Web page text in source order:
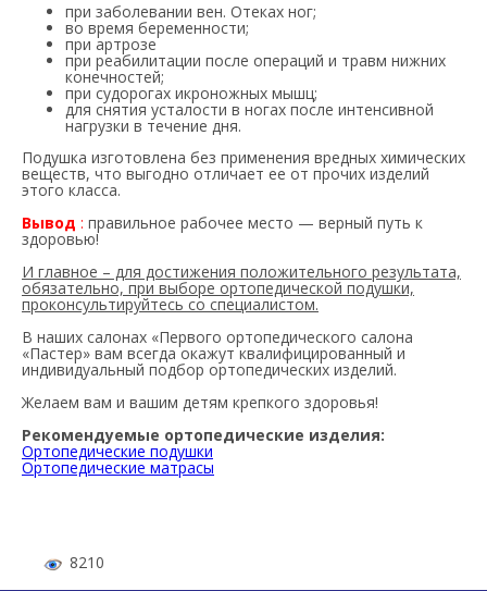
при заболевании вен. Отеках ног;
во время беременности;
при артрозе
при реабилитации после операций и травм нижних
конечностей;
при судорогах икроножных мышц;
для снятия усталости в ногах после интенсивной
нагрузки в течение дня.
Подушка изготовлена без применения вредных химических
веществ, что выгодно отличает ее от прочих изделий
этого класса.
Вывод : правильное рабочее место — верный путь к
здоровью!
И главное – для достижения положительного результата,
обязательно, при выборе ортопедической подушки,
проконсультируйтесь со специалистом.
В наших салонах «Первого ортопедического салона
«Пастер» вам всегда окажут квалифицированный и
индивидуальный подбор ортопедических изделий.
Желаем вам и вашим детям крепкого здоровья!
Рекомендуемые ортопедические изделия:
Ортопедические подушки
Ортопедические матрасы
8210